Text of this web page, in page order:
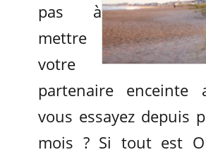
pas à
mettre
votre
partenaire enceinte
vous essayez depuis
mois ? Si tout est